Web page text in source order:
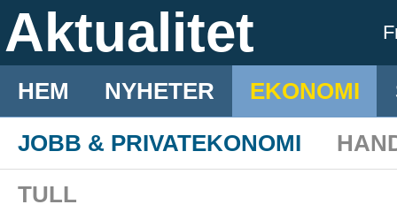
Aktualitet
HEM NYHETER EKONOMI
JOBB & PRIVATEKONOMI
TULL